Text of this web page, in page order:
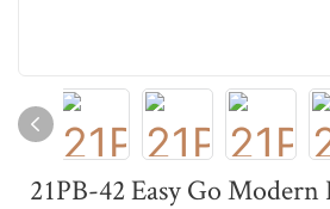
21PB-42 Easy Go Modern